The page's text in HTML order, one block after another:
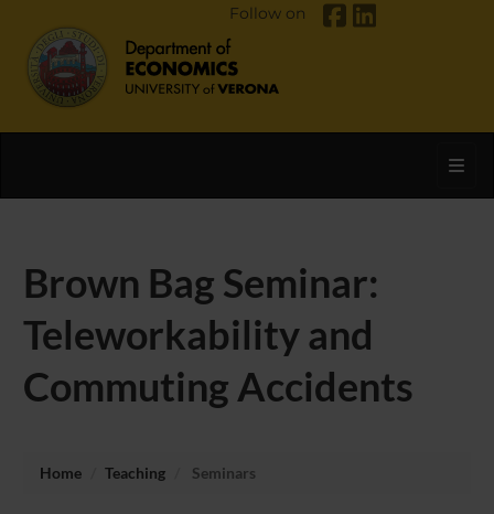
Follow on
Brown Bag Seminar:
Teleworkability and
Commuting Accidents
Home Teaching Seminars